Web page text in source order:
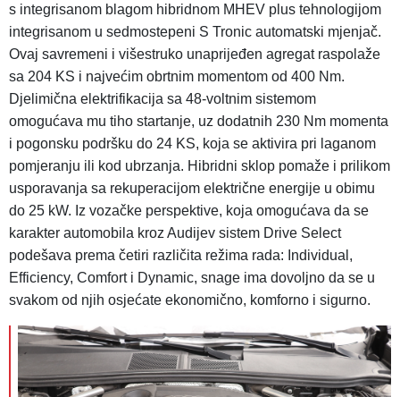
s integrisanom blagom hibridnom MHEV plus tehnologijom
integrisanom u sedmostepeni S Tronic automatski mjenjač.
Ovaj savremeni i višestruko unaprijeđen agregat raspolaže
sa 204 KS i najvećim obrtnim momentom od 400 Nm.
Djelimična elektrifikacija sa 48-voltnim sistemom
omogućava mu tiho startanje, uz dodatnih 230 Nm momenta
i pogonsku podršku do 24 KS, koja se aktivira pri laganom
pomjeranju ili kod ubrzanja. Hibridni sklop pomaže i prilikom
usporavanja sa rekuperacijom električne energije u obimu
do 25 kW. Iz vozačke perspektive, koja omogućava da se
karakter automobila kroz Audijev sistem Drive Select
podešava prema četiri različita režima rada: Individual,
Efficiency, Comfort i Dynamic, snage ima dovoljno da se u
svakom od njih osjećate ekonomično, komforno i sigurno.